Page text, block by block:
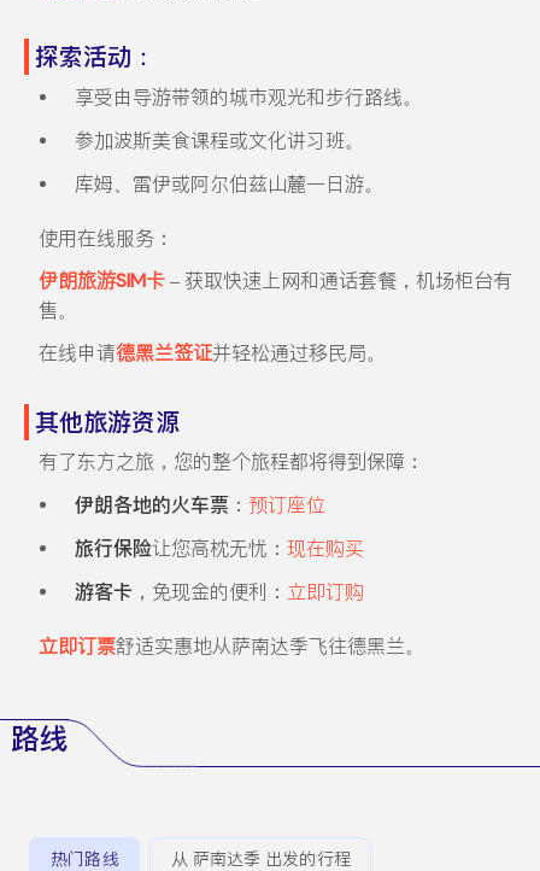
探索活动：
享受由导游带领的城市观光和步行路线。
参加波斯美食课程或文化讲习班。
库姆、雷伊或阿尔伯兹山麓一日游。
使用在线服务：
伊朗旅游SIM卡– 获取快速上网和通话套餐，机场柜台有
售。
在线申请德黑兰签证并轻松通过移民局。
其他旅游资源
有了东方之旅，您的整个旅程都将得到保障：
伊朗各地的火车票： 预订座位
旅行保险让您高枕无忧： 现在购买
游客卡，免现金的便利： 立即订购
立即订票舒适实惠地从萨南达季飞往德黑兰。
路线
热门路线 从 萨南达季 出发的行程